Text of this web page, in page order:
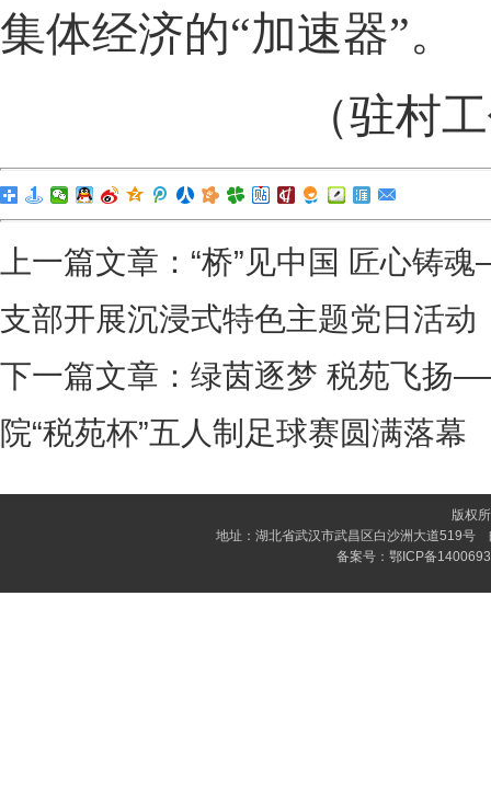
集体经济的“加速器”。
（驻村
上一篇文章： “桥”见中国 匠心铸
支部开展沉浸式特色主题党日活动
下一篇文章： 绿茵逐梦 税苑飞扬
院“税苑杯”五人制足球赛圆满落幕
版权
地址：湖北省武汉市武昌区白沙洲大道519
备案号：鄂ICP备